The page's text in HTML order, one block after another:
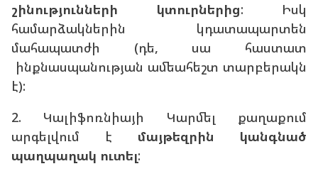
շինությունների կտուրներից: Իսկ
համարձակներին կդատապարտեն
մահապատժի (դե, սա հաստատ
ինքնասպանության ամեահեշտ տարբերակն
է):
2. Կալիֆոռնիայի Կարմել քաղաքում
արգելվում է մայթեզրին կանգնած
պաղպաղակ ուտել: